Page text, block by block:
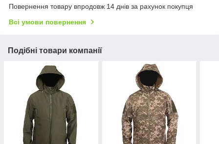
Повернення товару впродовж 14 днів за рахунок покупця
Всі умови повернення
Подібні товари компанії